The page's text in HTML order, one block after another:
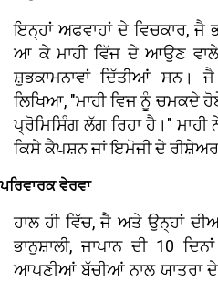
ਇਨ੍ਹਾਂ ਅਫਵਾਹਾਂ ਦੇ ਵਿਚਕਾਰ, ਜੈ
ਆ ਕੇ ਮਾਹੀ ਵਿੱਜ ਦੇ ਆਉਣ
ਸ਼ੁਭਕਾਮਨਾਵਾਂ ਦਿੱਤੀਆਂ ਸਨ।
ਲਿਖਿਆ, "ਮਾਹੀ ਵਿਜ ਨੂੰ ਚਮਕਦੇ
ਪ੍ਰੋਮਿਸਿੰਗ ਲੱਗ ਰਿਹਾ ਹੈ।"
ਕਿਸੇ ਕੈਪਸ਼ਨ ਜਾਂ ਇਮੋਜੀ ਦੇ ਰੀਸ਼ੇਅਰ
ਪਰਿਵਾਰਕ ਵੇਰਵਾ
ਹਾਲ ਹੀ ਵਿੱਚ, ਜੈ ਅਤੇ ਉਨ੍ਹਾਂ
ਭਾਨੁਸ਼ਾਲੀ, ਜਾਪਾਨ ਦੀ 10
ਆਪਣੀਆਂ ਬੱਚੀਆਂ ਨਾਲ ਯਾਤਰਾ